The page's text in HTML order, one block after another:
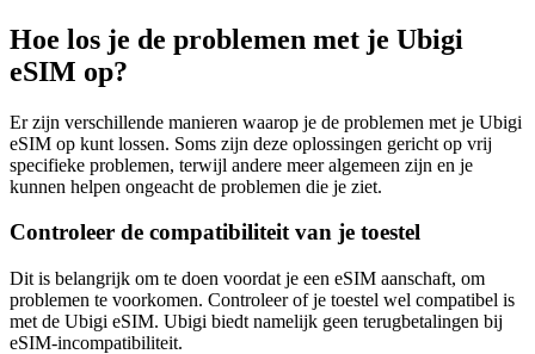
Hoe los je de problemen met je Ubigi
eSIM op?
Er zijn verschillende manieren waarop je de problemen met je Ubigi
eSIM op kunt lossen. Soms zijn deze oplossingen gericht op vrij
specifieke problemen, terwijl andere meer algemeen zijn en je
kunnen helpen ongeacht de problemen die je ziet.
Controleer de compatibiliteit van je toestel
Dit is belangrijk om te doen voordat je een eSIM aanschaft, om
problemen te voorkomen. Controleer of je toestel wel compatibel is
met de Ubigi eSIM. Ubigi biedt namelijk geen terugbetalingen bij
eSIM-incompatibiliteit.